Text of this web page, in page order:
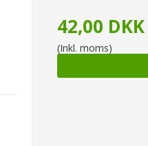
42,00 DKK
(Inkl. moms)